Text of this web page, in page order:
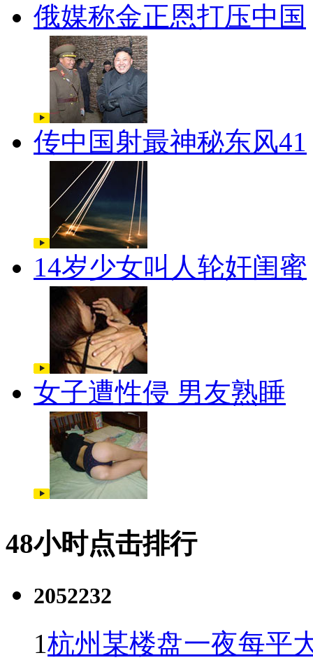
俄媒称金正恩打压中国
传中国射最神秘东风41
14岁少女叫人轮奸闺蜜
女子遭性侵 男友熟睡
48小时点击排行
2052232
1杭州某楼盘一夜每平